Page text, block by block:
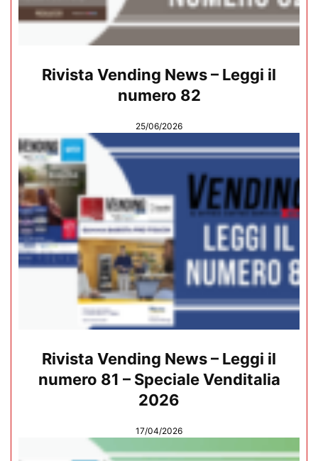
Rivista Vending News – Leggi il
numero 82
25/06/2026
Rivista Vending News – Leggi il
numero 81 – Speciale Venditalia
2026
17/04/2026